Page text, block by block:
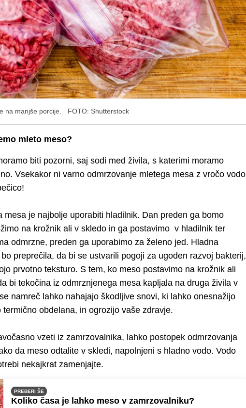
na manjše porcije. FOTO: Shutterstock
mleto meso?
biti pozorni, saj sodi med živila, s katerimi moramo
Vsekakor ni varno odmrzovanje mletega mesa z vročo vodo
mesa je najbolje uporabiti hladilnik. Dan preden ga bomo
na krožnik ali v skledo in ga postavimo v hladilnik ter
odmrzne, preden ga uporabimo za želeno jed. Hladna
preprečila, da bi se ustvarili pogoji za ugoden razvoj bakterij,
prvotno teksturo. S tem, ko meso postavimo na krožnik ali
bi tekočina iz odmrznjenega mesa kapljala na druga živila v
namreč lahko nahajajo škodljive snovi, ki lahko onesnažijo
obdelana, in ogrozijo vaše zdravje.
vzeti iz zamrzovalnika, lahko postopek odmrzovanja
da meso odtalite v skledi, napolnjeni s hladno vodo. Vodo
nekajkrat zamenjajte.
PREBERI ŠE
Koliko časa je lahko meso v zamrzovalniku?